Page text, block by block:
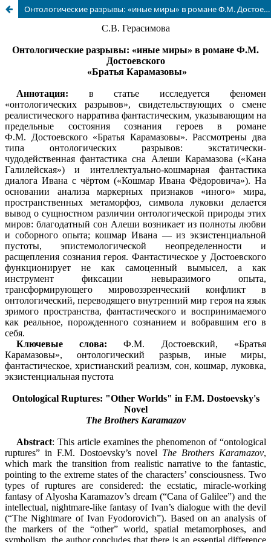
Онтологические разрывы: «иные миры» в романе Ф.М. Достоевского «Братья Карамазовы»